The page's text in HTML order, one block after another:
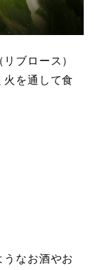
ブロース）
を通して食
うなお酒やお